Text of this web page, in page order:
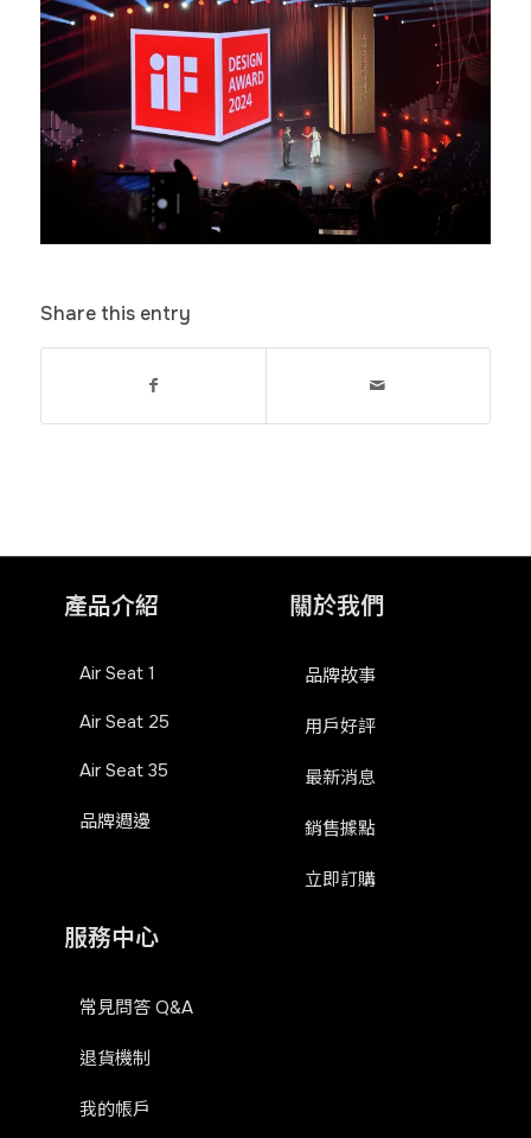
Share this entry
產品介紹
Air Seat 1
Air Seat 25
Air Seat 35
品牌週邊
關於我們
品牌故事
用戶好評
最新消息
銷售據點
立即訂購
服務中心
常見問答 Q&A
退貨機制
我的帳戶